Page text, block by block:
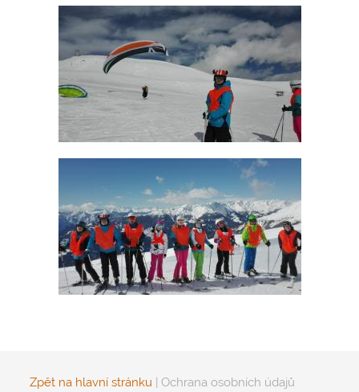
Zpět na hlavní stránku | Ochrana osobních údajů